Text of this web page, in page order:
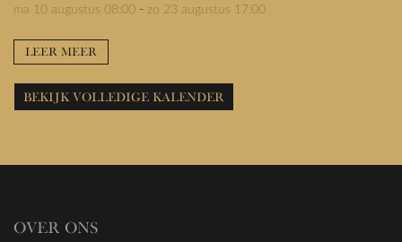
ma 10 augustus 08:00 - zo 23 augustus 17:00
LEER MEER
BEKIJK VOLLEDIGE KALENDER
OVER ONS